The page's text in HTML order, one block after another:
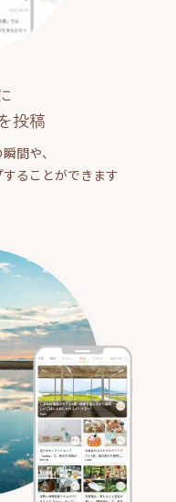
投稿
間や、
ることができます